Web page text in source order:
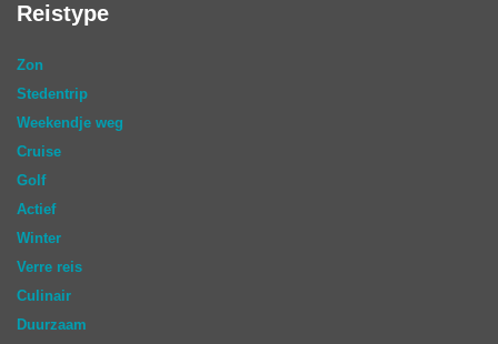
Reistype
Zon
Stedentrip
Weekendje weg
Cruise
Golf
Actief
Winter
Verre reis
Culinair
Duurzaam